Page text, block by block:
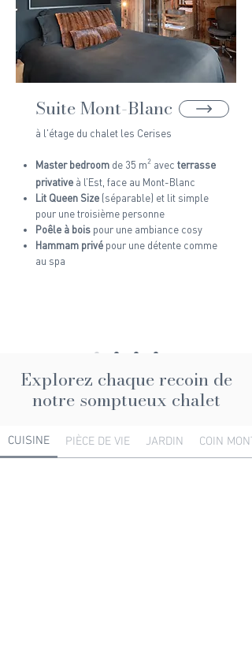
Suite Mont-Blanc
à l'étage du chalet les Cerises
Master bedroom de 35 m² avec terrasse
privative à l’Est, face au Mont-Blanc
Lit Queen Size (séparable) et lit simple
pour une troisième personne
Poêle à bois pour une ambiance cosy
Hammam privé pour une détente comme
au spa
Explorez chaque recoin de
notre somptueux chalet
CUISINE PIÈCE DE VIE JARDIN COIN